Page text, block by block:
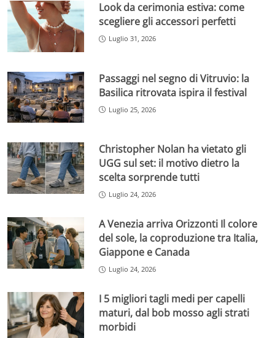
Look da cerimonia estiva: come
scegliere gli accessori perfetti
Luglio 31, 2026
Passaggi nel segno di Vitruvio: la
Basilica ritrovata ispira il festival
Luglio 25, 2026
Christopher Nolan ha vietato gli
UGG sul set: il motivo dietro la
scelta sorprende tutti
Luglio 24, 2026
A Venezia arriva Orizzonti Il colore
del sole, la coproduzione tra Italia,
Giappone e Canada
Luglio 24, 2026
I 5 migliori tagli medi per capelli
maturi, dal bob mosso agli strati
morbidi